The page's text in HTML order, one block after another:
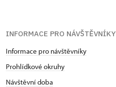
INFORMACE PRO NÁVŠTĚVNÍKY
Informace pro návštěvníky
Prohlídkové okruhy
Návštěvní doba